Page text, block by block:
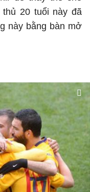
20 tuổi này đã
này bằng bàn mở